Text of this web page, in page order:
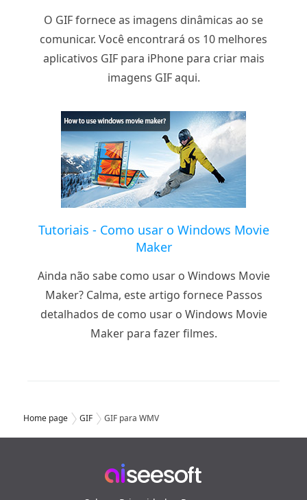
O GIF fornece as imagens dinâmicas ao se
comunicar. Você encontrará os 10 melhores
aplicativos GIF para iPhone para criar mais
imagens GIF aqui.
Tutoriais - Como usar o Windows Movie
Maker
Ainda não sabe como usar o Windows Movie
Maker? Calma, este artigo fornece Passos
detalhados de como usar o Windows Movie
Maker para fazer filmes.
Home page GIF GIF para WMV